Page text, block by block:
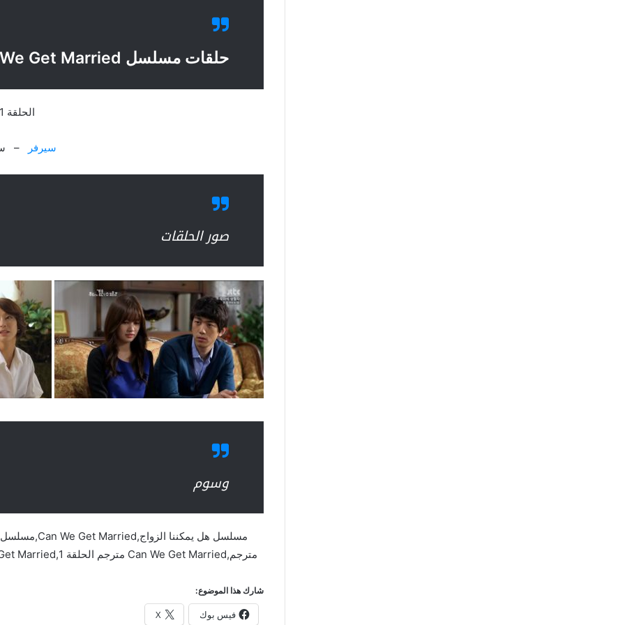
حلقات مسلسل Can We Get Married
الحلقة 1
سيرفر –
صور الحلقات
وسوم
مترجم,Can We Get Married مترجم الحلقة 1,Can We Get Married مترجم 1,مسلسل هل يمكننا الزواج مترجم
شارك هذا الموضوع:
فيس بوك X